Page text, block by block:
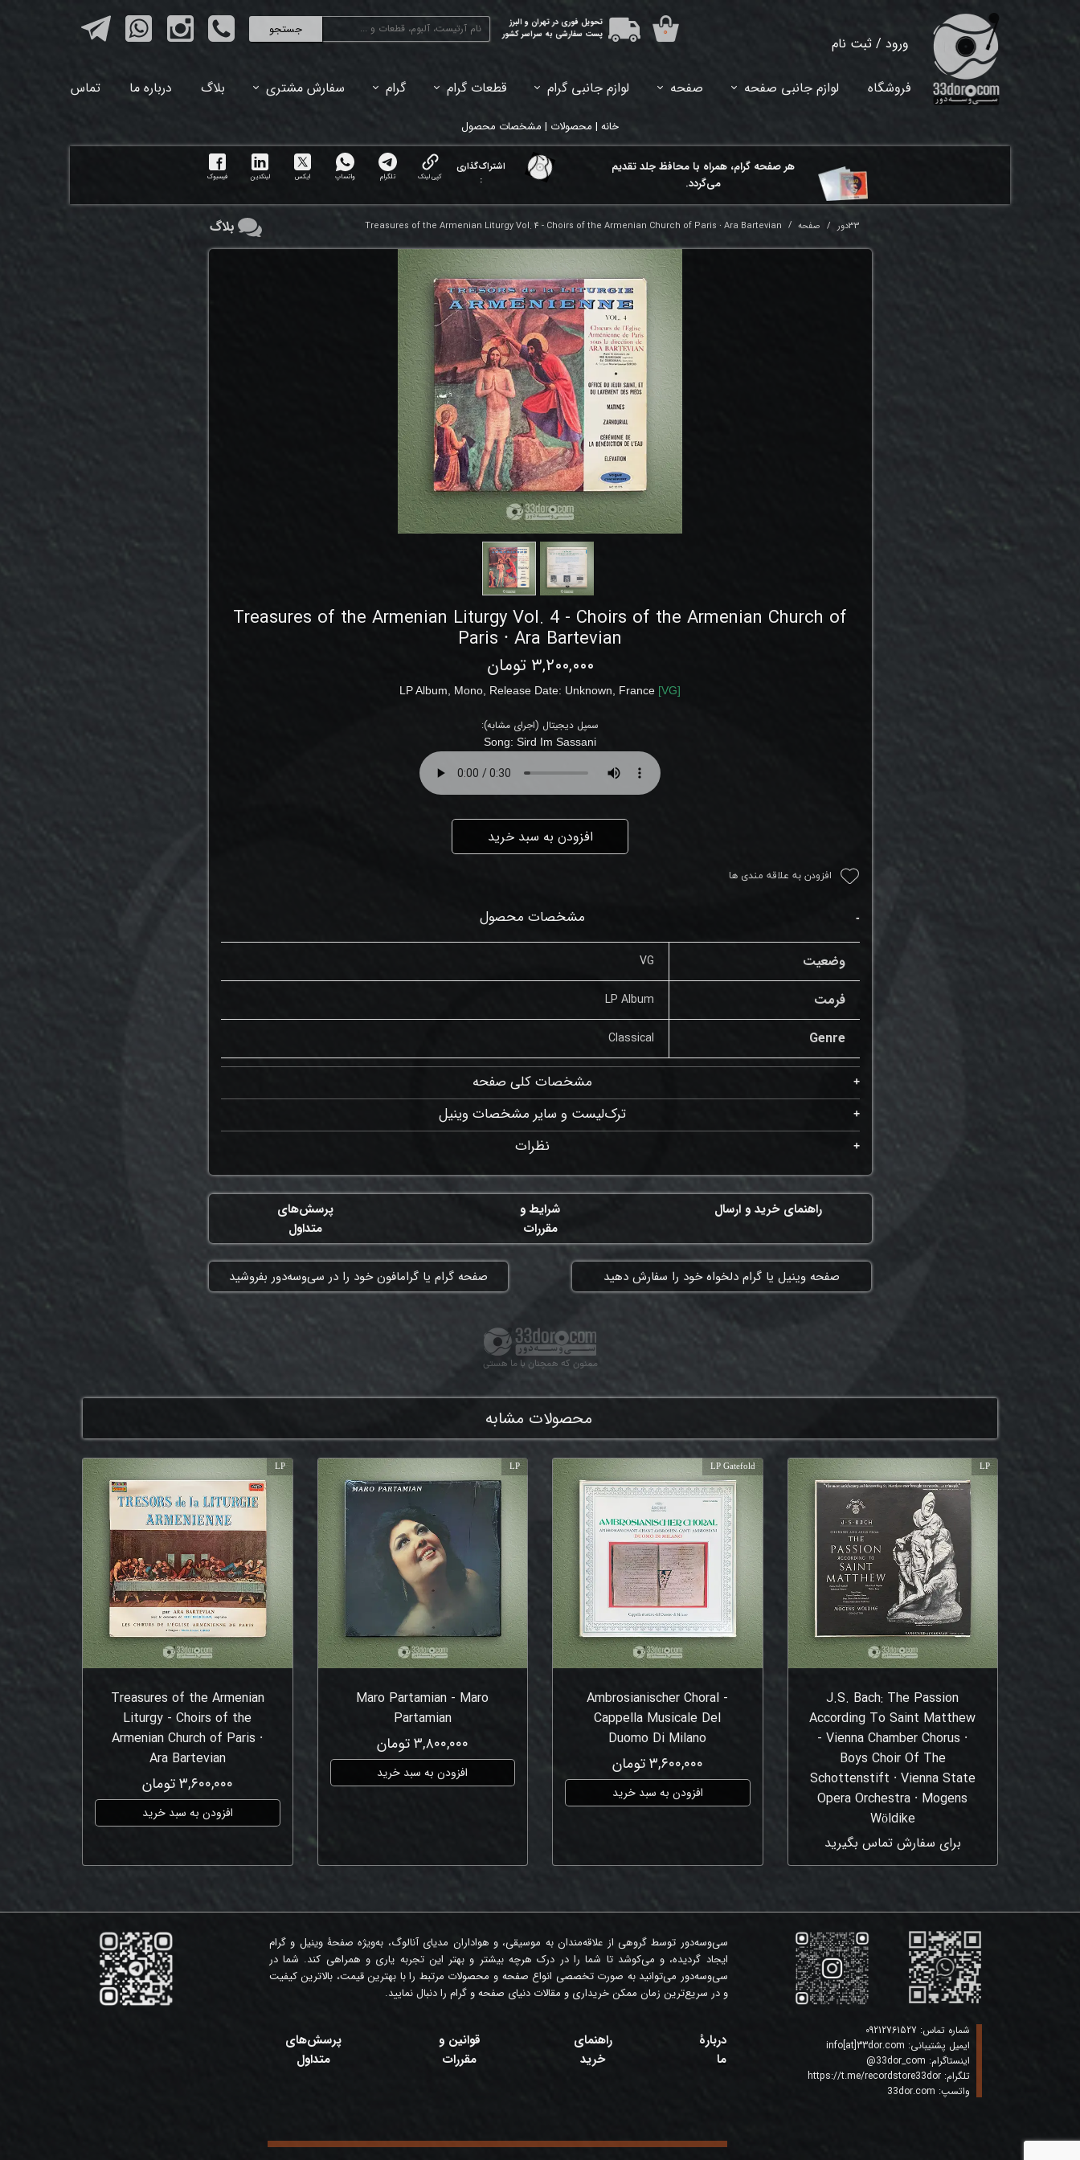
جستجو
ورود / ثبت نام
خروج از حساب کاربری
تحویل فوری در تهران و البرز
پست سفارشی به سراسر کشور
۰
فروشگاه لوازم جانبی صفحه صفحه لوازم جانبی گرام قطعات گرام گرام سفارش مشتری بلاگ درباره ما تماس
خانه | محصولات | مشخصات محصول
هر ​صفحه گرام، همراه با محافظ جلد تقدیم
می‌گردد.
اشتراک‌گذاری
:
کپی لینک تلگرام واتساپ ایکس لینکدین فیسبوک
33دور صفحه Treasures of the Armenian Liturgy Vol. 4 - Choirs of the Armenian Church of Paris ⸱ Ara Bartevian
Treasures of the Armenian Liturgy Vol. 4 - Choirs of the Armenian Church of
Paris ⸱ Ara Bartevian
۳,۲۰۰,۰۰۰ تومان
LPAlbum, Mono, Release Date: Unknown France [VG]
سمپل دیجیتال (اجرای مشابه):
Song: Sird Im Sassani
افزودن به سبد خرید
افزودن به علاقه مندی ها
مشخصات محصول
وضعیت VG
فرمت LP Album
Genre
Classical
مشخصات کلی صفحه
ترک‌لیست و سایر مشخصات وینیل
نظرات
بلاگ
شرایط و
مقررات
راهنمای خرید و ارسال
پرسش‌های
متداول
​صفحه وینیل یا گرام دلخواه خود را سفارش دهید ​صفحه گرام یا گرامافون خود را در سی‌وسه‌دور بفروشید
ممنون که همچنان با ما هستی
محصولات مشابه
J.S. Bach: The Passion
According To Saint Matthew
- Vienna Chamber Chorus ⸱
Boys Choir Of The
Schottenstift ⸱ Vienna State
Opera Orchestra ⸱ Mogens
Wöldike
برای سفارش تماس بگیرید
LP
Ambrosianischer Choral -
Cappella Musicale Del
Duomo Di Milano
۳,۶۰۰,۰۰۰ تومان
افزودن به سبد خرید
LP Gatefold
Maro Partamian - Maro
Partamian
۳,۸۰۰,۰۰۰ تومان
افزودن به سبد خرید
LP
Treasures of the Armenian
Liturgy - Choirs of the
Armenian Church of Paris ⸱
Ara Bartevian
۳,۶۰۰,۰۰۰ تومان
افزودن به سبد خرید
LP
شماره تماس:
ایمیل پشتیبانی: info[at]33dor.com
اینستاگرام: 33dor_com
@
تلگرام: https://t.me/recordstore33dor
واتسپ: 33dor.com
سی‌وسه‌دور توسط گروهی از علاقه‌مندان به موسیقی، و هواداران مدیای آنالوگ، به‌ویژه صفحۀ وینیل و گرام
ایجاد گردیده، و می‌کوشد تا شما را در درک هرچه بیشتر و بهتر این تجربه یاری و همراهی کند. شما در
سی‌وسه‌دور می‌توانید به صورت تخصصی انواع صفحه و محصولات مرتبط را با بهترین قیمت، بالاترین کیفیت
و در سریع‌ترین زمان ممکن خریداری و مقالات دنیای صفحه و گرام را دنبال نمایید.
دربارۀ
ما
قوانین و
مقررات
پرسش‌های
متداول
راهنمای
خرید